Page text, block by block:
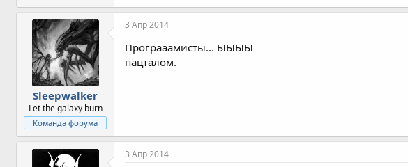
Sleepwalker
Let the galaxy burn
Команда форума
3 Апр 2014
Програаамисты... ЫЫЫЫ
пацталом.
3 Апр 2014